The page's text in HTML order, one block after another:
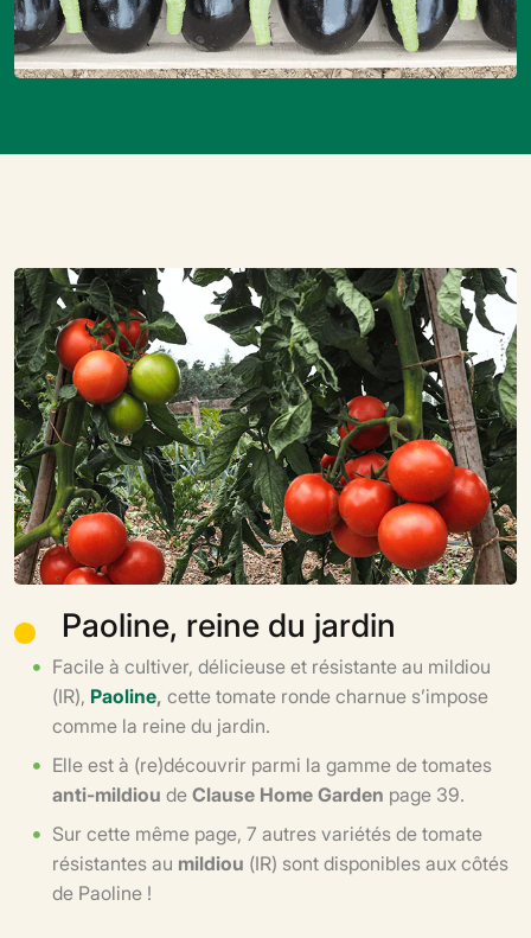
Paoline, reine du jardin
Facile à cultiver, délicieuse et résistante au mildiou
(IR), Paoline, cette tomate ronde charnue s’impose
comme la reine du jardin.
Elle est à (re)découvrir parmi la gamme de tomates
anti-mildiou deClause Home Garden page 39.
Sur cette même page, 7 autres variétés de tomate
résistantes au mildiou (IR) sont disponibles aux côtés
de Paoline !